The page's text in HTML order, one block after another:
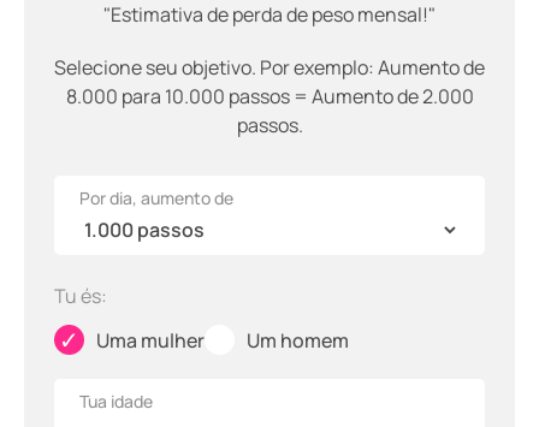
"Estimativa de perda de peso mensal!"
Selecione seu objetivo. Por exemplo: Aumento de
8.000 para 10.000 passos = Aumento de 2.000
passos.
Por dia, aumento de
Tu és:
✓ Uma mulher Um homem
Tua idade